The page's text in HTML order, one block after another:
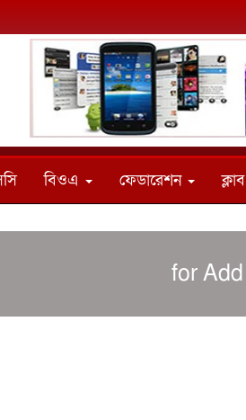
বিওএ ফেডারেশন ক্লাব
for Add